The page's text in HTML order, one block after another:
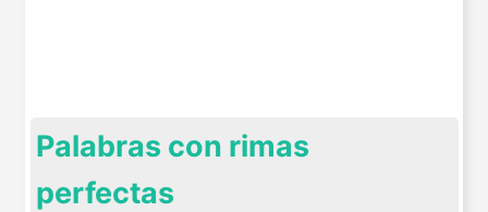
Palabras con rimas
perfectas